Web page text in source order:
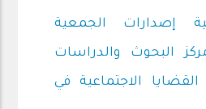
إصدارات الجمعية
البحوث والدراسات
القضايا الاجتماعية في